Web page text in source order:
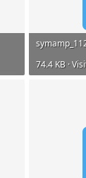
74.4 KB ·